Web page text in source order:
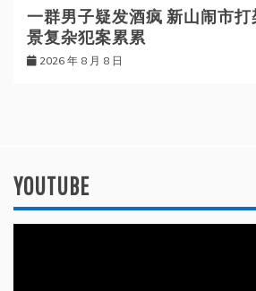
一群男子疑发酒疯 新山闹市打
景复杂犯案累累
2026 年 8 月 8 日
YOUTUBE